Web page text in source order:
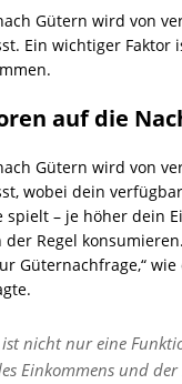
Gütern wird von
Ein wichtiger Faktor
auf die
Gütern wird von
wobei dein
spielt – je höher dein
Regel
Güternachfrage,“
nicht nur eine
Einkommens und